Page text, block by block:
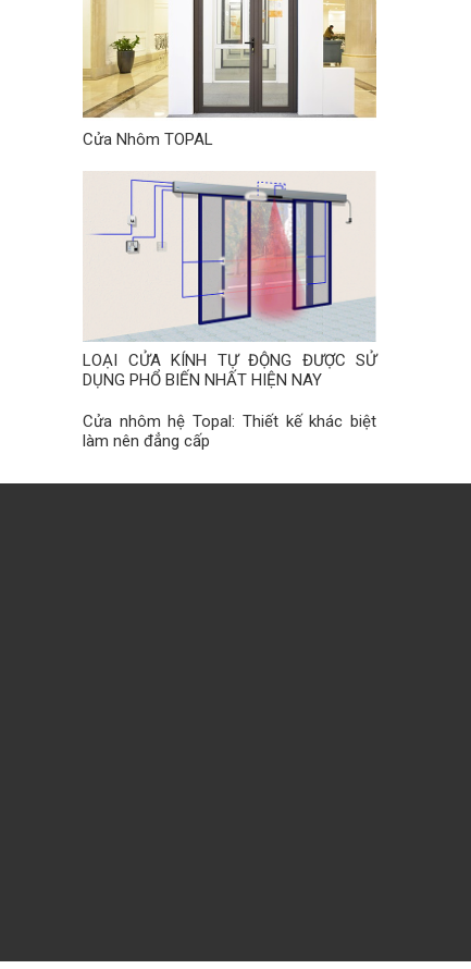
Cửa Nhôm TOPAL
LOẠI CỬA KÍNH TỰ ĐỘNG ĐƯỢC SỬ
DỤNG PHỔ BIẾN NHẤT HIỆN NAY
Cửa nhôm hệ Topal: Thiết kế khác biệt
làm nên đẳng cấp